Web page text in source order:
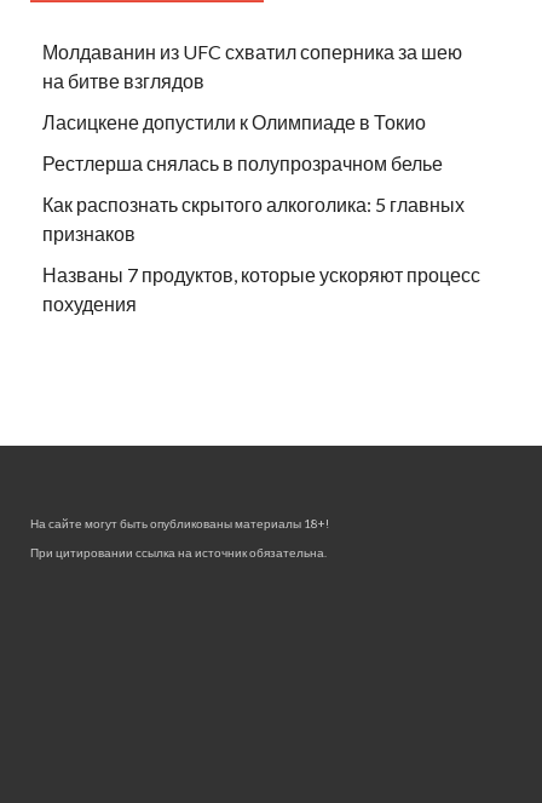
Молдаванин из UFC схватил соперника за шею
на битве взглядов
Ласицкене допустили к Олимпиаде в Токио
Рестлерша снялась в полупрозрачном белье
Как распознать скрытого алкоголика: 5 главных
признаков
Названы 7 продуктов, которые ускоряют процесс
похудения
На сайте могут быть опубликованы материалы 18+!
При цитировании ссылка на источник обязательна.